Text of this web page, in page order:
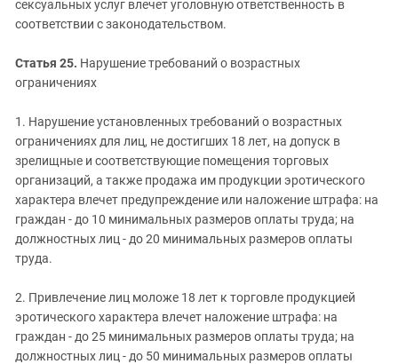
сексуальных услуг влечет уголовную ответственность в
соответствии с законодательством.
Статья 25. Нарушение требований о возрастных
ограничениях
1. Нарушение установленных требований о возрастных
ограничениях для лиц, не достигших 18 лет, на допуск в
зрелищные и соответствующие помещения торговых
организаций, а также продажа им продукции эротического
характера влечет предупреждение или наложение штрафа: на
граждан - до 10 минимальных размеров оплаты труда; на
должностных лиц - до 20 минимальных размеров оплаты
труда.
2. Привлечение лиц моложе 18 лет к торговле продукцией
эротического характера влечет наложение штрафа: на
граждан - до 25 минимальных размеров оплаты труда; на
должностных лиц - до 50 минимальных размеров оплаты